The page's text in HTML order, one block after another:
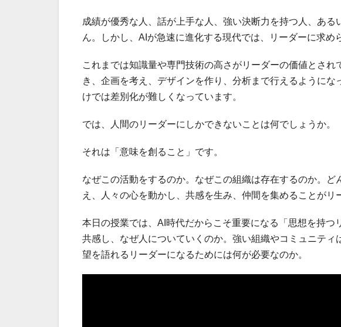
成績が優秀な人、話が上手な人、強い決断力を持つ人、あ
ん。しかし、AIが急速に進化する現代では、リーダーに求め
これまでは知識量や専門技術の高さがリーダーの価値とさ
き、企画を考え、デザインを作り、分析まで行えるように
けでは差別化が難しくなっています。
では、人間のリーダーにしかできないことは何でしょうか。
それは「意味を創ること」です。
なぜこの活動をするのか。なぜこの組織は存在するのか。
え、人々の心を動かし、共感を生み、仲間を集めることがリ
本日の授業では、AI時代だからこそ重要になる「思想を持つ
共感し、なぜ人についていくのか。強い組織やコミュニテ
望を語れるリーダーになるためには何が必要なのか。